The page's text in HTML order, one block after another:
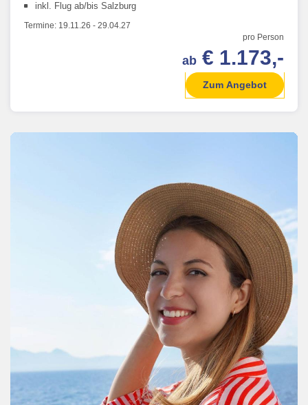
inkl. Flug ab/bis Salzburg
Termine: 19.11.26 - 29.04.27
pro Person
ab € 1.173,-
Zum Angebot